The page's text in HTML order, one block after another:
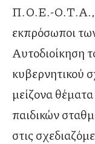
Π.Ο.Ε.-Ο.Τ.Α.,
εκπρόσωποι
Αυτοδιοίκηση
κυβερνητικού
μείζονα
παιδικών
στις